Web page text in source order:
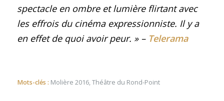
spectacle en ombre et lumière flirtant avec
les effrois du cinéma expressionniste. Il y a
en effet de quoi avoir peur. » – Telerama
Mots-clés : Molière 2016,Théâtre du Rond-Point